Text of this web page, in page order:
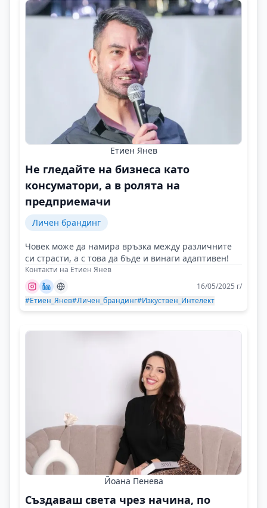
Етиен Янев
Не гледайте на бизнеса като
консуматори, а в ролята на
предприемачи
Личен брандинг
Човек може да намира връзка между различните
си страсти, а с това да бъде и винаги адаптивен!
Контакти на Етиен Янев
16/05/2025 г/
#Етиен_Янев#Личен_брандинг#Изкуствен_Интелект
Йоана Пенева
Създаваш света чрез начина, по